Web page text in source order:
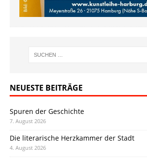
NEUESTE BEITRÄGE
Spuren der Geschichte
7. August 2026
Die literarische Herzkammer der Stadt
4. August 2026